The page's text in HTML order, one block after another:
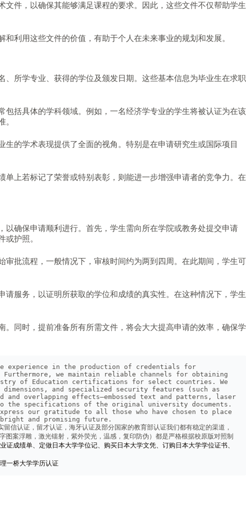
件，以确保其能够满足课程的要求。因此，这些文件不仅帮助学生
利用这些文件的价值，有助于个人在未来事业的规划和发展。
所学专业、获得的学位及颁发日期。这些基本信息为毕业生在求职
括具体的学科领域。例如，一名经济学专业的学生将被认证为在该
。
的学术表现提供了全面的视角。特别是在申请研究生或国际项目
上若标记了荣誉或特别表彰，则能进一步增强申请者的竞争力。在
确保申请顺利进行。首先，学生需向所在学院或教务处提交申请
或护照。
批流程，一般情况下，审核时间约为两到四周。在此期间，学生可
服务，以证明所获取的学位和成绩的真实性。在这种情况下，学生
同时，提前准备所有所需文件，将会大大提高申请的效率，确保学
experience in the production of credentials for
we maintain reliable channels for obtaining
of Education certifications for select countries. We
and specialized security features (such as
overlapping effects—embossed text and patterns, laser
the specifications of the original university documents.
our gratitude to all those who have chosen to place
and promising future.
信认证，留才认证，海牙认证及部分国家的教育部认证我们都有稳定的渠道，
图案浮雕，激光镭射，紫外荧光，温感，复印防伪）都是严格根据校原版对照制
证成绩单、定做日本大学学位记、购买日本大学文凭、订购日本大学学位证书、
一桥大学学历认证